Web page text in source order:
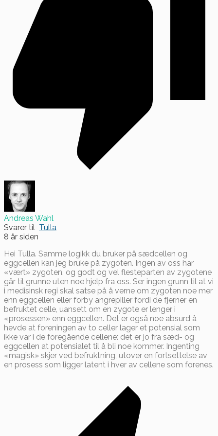
Andreas Wahl
Svarer til Tulla
8 år siden
Hei Tulla. Samme logikk du bruker på sædcellen og
eggcellen kan jeg bruke på zygoten. Ingen av oss har
«vært» zygoten, og godt og vel flesteparten av zygotene
går til grunne uten noe hjelp fra oss. Ser ingen grunn til at vi
i medisinsk regi skal satse på å verne om zygoten noe mer
enn eggcellen eller forby angrepiller fordi de fjerner en
befruktet celle, uansett om en zygote er lenger i
«prosessen» enn eggcellen. Det er også noe absurd å
hevde at foreningen av to celler lager et potensial som
ikke var i de foregående cellene: det er jo fra sæd- og
eggcellen at potensialet til å bli noe kommer. Ingenting
«magisk» skjer ved befruktning, utover en fortsettelse av
en prosess som ligger latent i hver av cellene som forenes.